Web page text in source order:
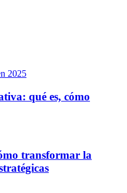
qué es, cómo
transformar la